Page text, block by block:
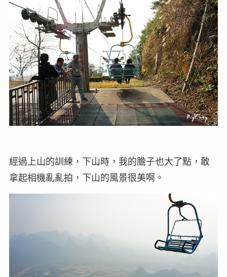
經過上山的訓練，下山時，我的膽子也大了點，敢
拿起相機亂亂拍，下山的風景很美啊。